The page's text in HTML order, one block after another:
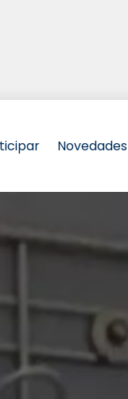
Novedades